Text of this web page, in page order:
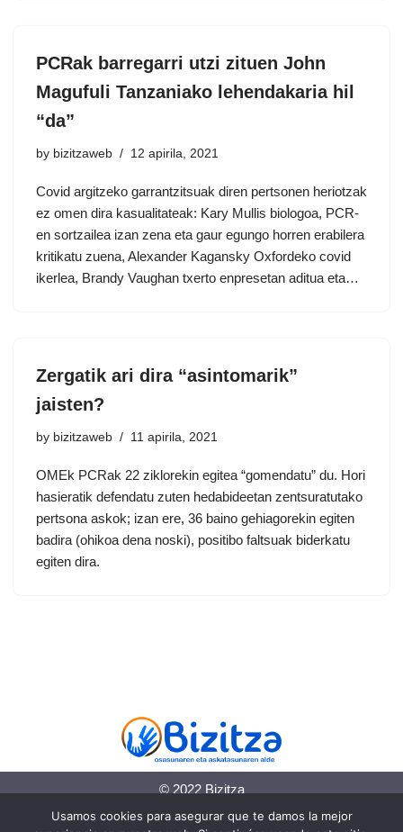
PCRak barregarri utzi zituen John
Magufuli Tanzaniako lehendakaria hil
“da”
by bizitzaweb 12 apirila, 2021
Covid argitzeko garrantzitsuak diren pertsonen heriotzak
ez omen dira kasualitateak: Kary Mullis biologoa, PCR-
en sortzailea izan zena eta gaur egungo horren erabilera
kritikatu zuena, Alexander Kagansky Oxfordeko covid
ikerlea, Brandy Vaughan txerto enpresetan aditua eta…
Zergatik ari dira “asintomarik”
jaisten?
by bizitzaweb 11 apirila, 2021
OMEk PCRak 22 ziklorekin egitea “gomendatu” du. Hori
hasieratik defendatu zuten hedabideetan zentsuratutako
pertsona askok; izan ere, 36 baino gehiagorekin egiten
badira (ohikoa dena noski), positibo faltsuak biderkatu
egiten dira.
© 2022 Bizitza
Usamos cookies para asegurar que te damos la mejor